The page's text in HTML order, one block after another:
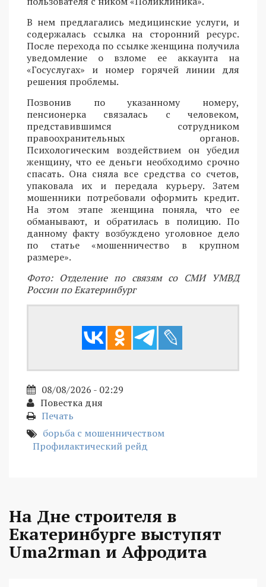
В нем предлагались медицинские услуги, и
содержалась ссылка на сторонний ресурс.
После перехода по ссылке женщина получила
уведомление о взломе ее аккаунта на
«Госуслугах» и номер горячей линии для
решения проблемы.
Позвонив по указанному номеру,
пенсионерка связалась с человеком,
представившимся сотрудником
правоохранительных органов.
Психологическим воздействием он убедил
женщину, что ее деньги необходимо срочно
спасать. Она сняла все средства со счетов,
упаковала их и передала курьеру. Затем
мошенники потребовали оформить кредит.
На этом этапе женщина поняла, что ее
обманывают, и обратилась в полицию. По
данному факту возбуждено уголовное дело
по статье «мошенничество в крупном
размере».
Фото: Отделение по связям со СМИ УМВД
России по Екатеринбург
08/08/2026 - 02:29
Повестка дня
Печать
борьба с мошенничеством
Профилактический рейд
На Дне строителя в
Екатеринбурге выступят
Uma2rman и Афродита